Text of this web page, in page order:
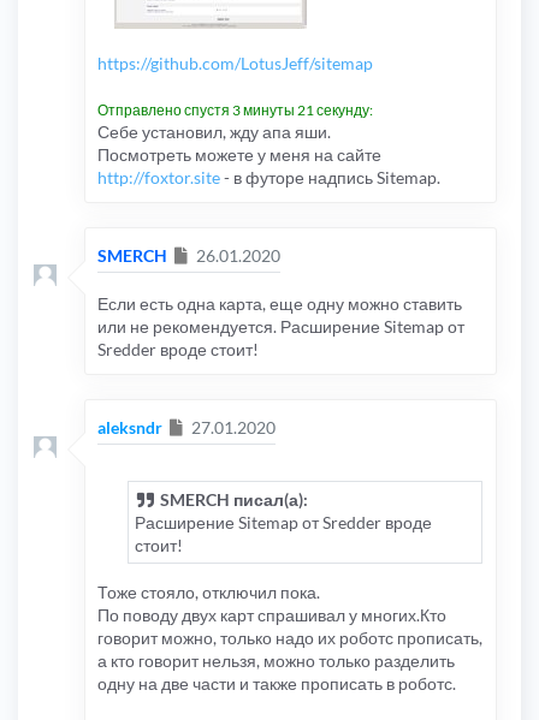
https://github.com/LotusJeff/sitemap
Отправлено спустя 3 минуты 21 секунду:
Себе установил, жду апа яши.
Посмотреть можете у меня на сайте
http://foxtor.site- в футоре надпись Sitemap.
SMERCH Сообщение
26.01.2020
Если есть одна карта, еще одну можно ставить
или не рекомендуется. Расширение Sitemap от
Sredder вроде стоит!
aleksndr Сообщение
27.01.2020
SMERCH писал(а):
Расширение Sitemap от Sredder вроде
стоит!
Тоже стояло, отключил пока.
По поводу двух карт спрашивал у многих.Кто
говорит можно, только надо их роботс прописать,
а кто говорит нельзя, можно только разделить
одну на две части и также прописать в роботс.